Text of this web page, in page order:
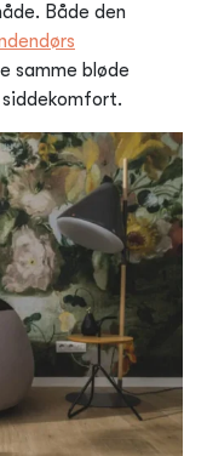
Både den
samme bløde